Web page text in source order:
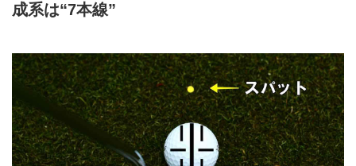
成系は“7本線”